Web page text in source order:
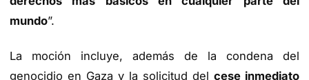
mundo”.
La moción incluye, además de la condena del
genocidio en Gaza y la solicitud del cese inmediato